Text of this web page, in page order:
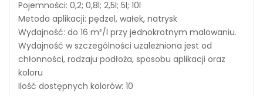
Pojemności: 0,2; 0,8l; 2,5l; 5l; 10l
Metoda aplikacji: pędzel, wałek, natrysk
Wydajność: do 16 m²/l przy jednokrotnym malowaniu.
Wydajność w szczególności uzależniona jest od
chłonności, rodzaju podłoża, sposobu aplikacji oraz
koloru
Ilość dostępnych kolorów: 10